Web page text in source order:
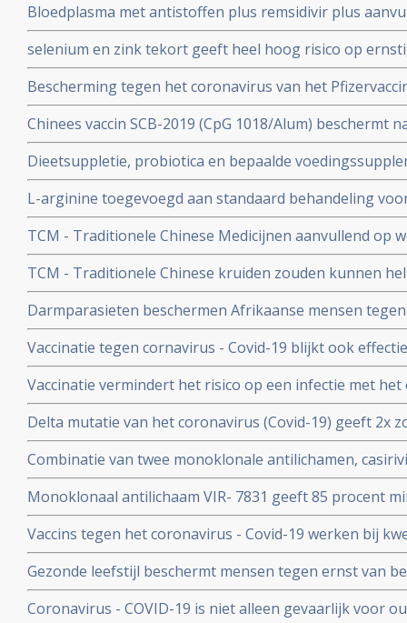
coronavirus - Covid-19
Bloedplasma met antistoffen plus remsidivir plus
en aspirine moet president Donald Trump redden van
selenium en zink tekort geeft heel hoog risico op
aan het coronavirus - Covid-19. Blijkt uit nieuw
Bescherming tegen het coronavirus van het
minder. Na 5 maanden is slechts nog 47 procent
Chinees vaccin SCB-2019 (CpG 1018/Alum) beschermt
ziekenhuisopname en overlijden bij alle bekende
Covid-19 blijkt uit SPECTRA fase III studie
Dieetsuppletie, probiotica en bepaalde
of als aanvullende of alleenstaande behandeling van
coronavirus - SARS-CoV-2 - geeft interessante
studies
L-arginine toegevoegd aan standaard behandeling
ernstige ziekte door coronavirus - Covid-19 verbetert
ziekenhuisverblijf met
TCM - Traditionele Chinese Medicijnen aanvullend op
bij patienten met milde tot matige COVID-19 -
TCM - Traditionele Chinese kruiden zouden kunnen
Corona virus, zeggen Chinese onderzoekers
Darmparasieten beschermen Afrikaanse mensen
hun immuunsysteem reageert anders dan
Vaccinatie tegen cornavirus - Covid-19 blijkt ook
immuunziektes en mensen die
Vaccinatie vermindert het risico op een infectie met
immuniteit van een eerdere infectie beschermt echter
keer. Dit toont groot onderzoek aan uit Israel
Delta mutatie van het coronavirus (Covid-19) geeft 2x
vs 4 procent) op ernstige ziekte dan de Alpha mutatie.
Combinatie van twee monoklonale antilichamen,
COV) kan ernstig zieke Covid-19 patienten die zelf
behoeden voor overlijden
Monoklonaal antilichaam VIR- 7831 geeft 85 procent
overlijden bij patienten met het coronavirus - COVID-
vergelijking met placebo
Vaccins tegen het coronavirus - Covid-19 werken bij
kankerpatienten onvoldoende blijkt uit groot
Gezonde leefstijl beschermt mensen tegen ernst van
- Covid-19. Blijkt uit groot Engels bevolkingsonderzoek
Coronavirus - COVID-19 is niet alleen gevaarlijk voor